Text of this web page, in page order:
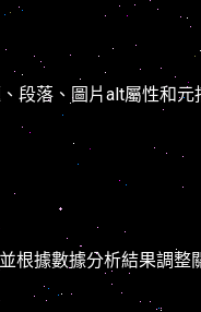
段落、圖片alt屬性和元
根據數據分析結果調整